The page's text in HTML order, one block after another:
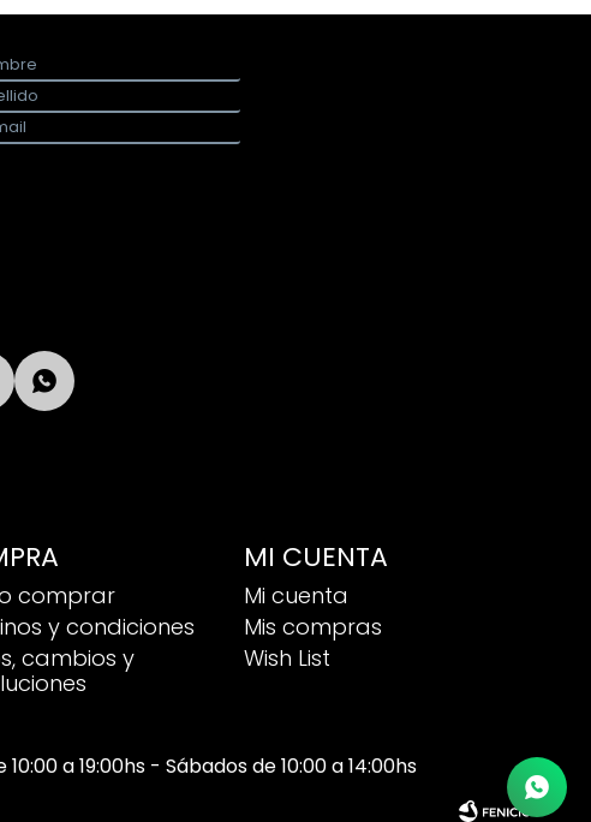
comprar
y condiciones
cambios y
MI CUENTA
Mi cuenta
Mis compras
Wish List

10:00 a 19:00hs - Sábados de 10:00 a 14:00hs